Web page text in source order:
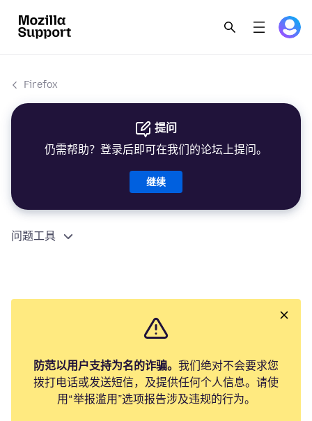
Firefox
提问
仍需帮助？登录后即可在我们的论坛上提问。
继续
问题工具
防范以用户支持为名的诈骗。 我们绝对不会要求您
拨打电话或发送短信，及提供任何个人信息。请使
用“举报滥用”选项报告涉及违规的行为。